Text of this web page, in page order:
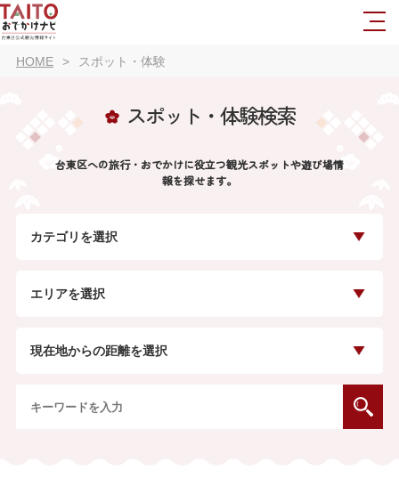
HOME スポット・体験
スポット・体験検索
台東区への旅行・おでかけに役立つ観光スポットや遊び場情
報を探せます。
カテゴリを選択
エリアを選択
現在地からの距離を選択